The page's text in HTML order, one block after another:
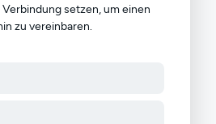
setzen, um einen
zu vereinbaren.